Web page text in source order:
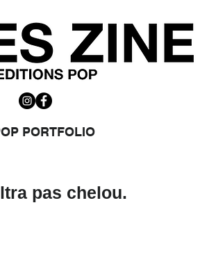
PORTFOLIO
pas chelou.